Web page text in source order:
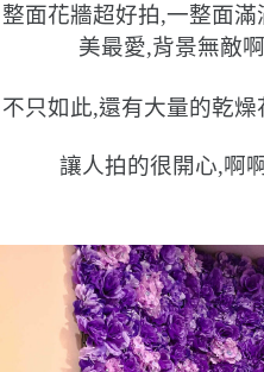
整面花牆超好拍,一整面
美最愛,背景無敵
不只如此,還有大量的乾
讓人拍的很開心,啊